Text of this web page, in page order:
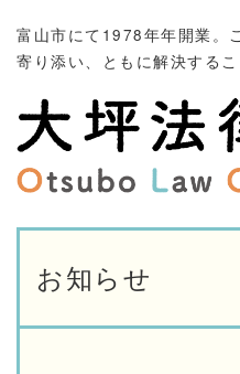
富山市にて1978年年開業。
寄り添い、ともに解決するこ
お知らせ